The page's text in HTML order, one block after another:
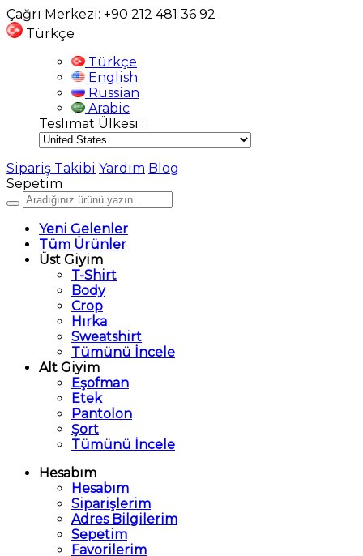
Çağrı Merkezi: +90 212 481 36 92 .
Türkçe
Türkçe
English
Russian
Arabic
Teslimat Ülkesi :
Sipariş Takibi Yardım Blog
Sepetim
Yeni Gelenler
Tüm Ürünler
Üst Giyim
T-Shirt
Body
Crop
Hırka
Sweatshirt
Tümünü İncele
Alt Giyim
Eşofman
Etek
Pantolon
Şort
Tümünü İncele
Hesabım
Hesabım
Siparişlerim
Adres Bilgilerim
Sepetim
Favorilerim